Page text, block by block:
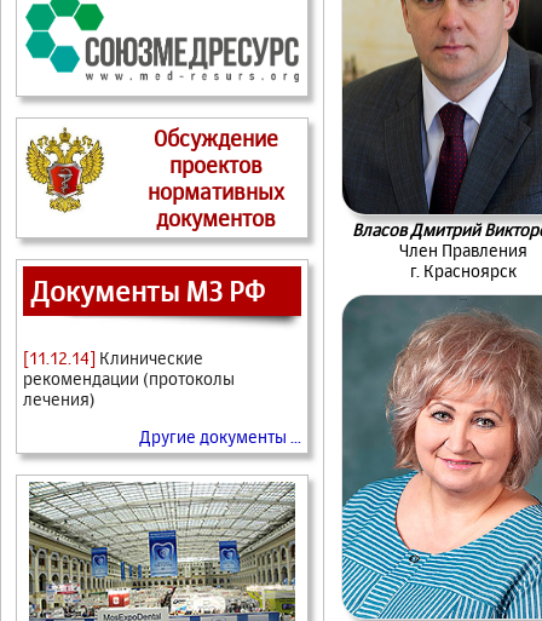
Обсуждение
проектов
нормативных
документов
Документы МЗ РФ
[11.12.14] Клинические
рекомендации (протоколы
лечения)
Другие документы ...
Власов Дмитрий
Член Правления
г. Красноярск